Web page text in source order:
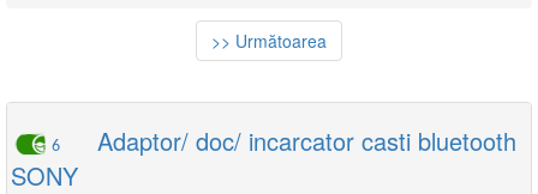
>> Următoarea
6
Adaptor/ doc/ incarcator casti bluetooth
SONY